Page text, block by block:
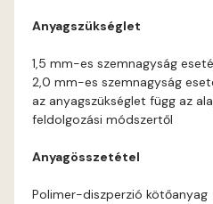
Anyagszükséglet
1,5 mm-es szemnagyság
2,0 mm-es szemnagyság
az anyagszükséglet függ az
feldolgozási módszertől
Anyagösszetétel
Polimer-diszperzió kötőanyag